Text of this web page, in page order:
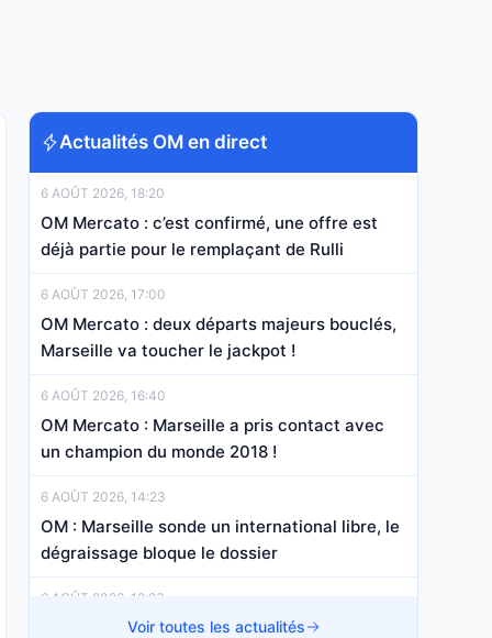
Actualités OM en direct
6 AOÛT 2026, 18:20
OM Mercato : c’est confirmé, une offre est
déjà partie pour le remplaçant de Rulli
6 AOÛT 2026, 17:00
OM Mercato : deux départs majeurs bouclés,
Marseille va toucher le jackpot !
6 AOÛT 2026, 16:40
OM Mercato : Marseille a pris contact avec
un champion du monde 2018 !
6 AOÛT 2026, 14:23
OM : Marseille sonde un international libre, le
dégraissage bloque le dossier
6 AOÛT 2026, 12:23
OM, Stade Rennais : le duel s’annonce
Voir toutes les actualités